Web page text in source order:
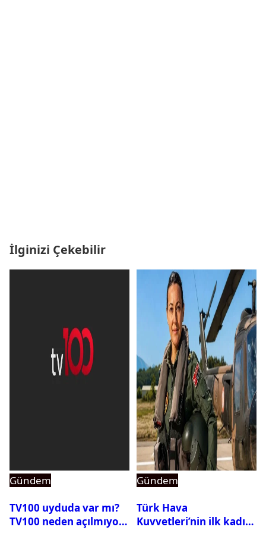
İlginizi Çekebilir
Gündem
TV100 uyduda var mı?
TV100 neden açılmıyor?
Gündem
Türk Hava
Kuvvetleri’nin ilk kadın